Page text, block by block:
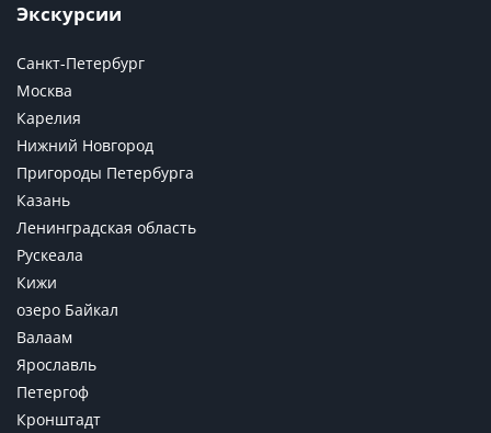
Экскурсии
Санкт-Петербург
Москва
Карелия
Нижний Новгород
Пригороды Петербурга
Казань
Ленинградская область
Рускеала
Кижи
озеро Байкал
Валаам
Ярославль
Петергоф
Кронштадт